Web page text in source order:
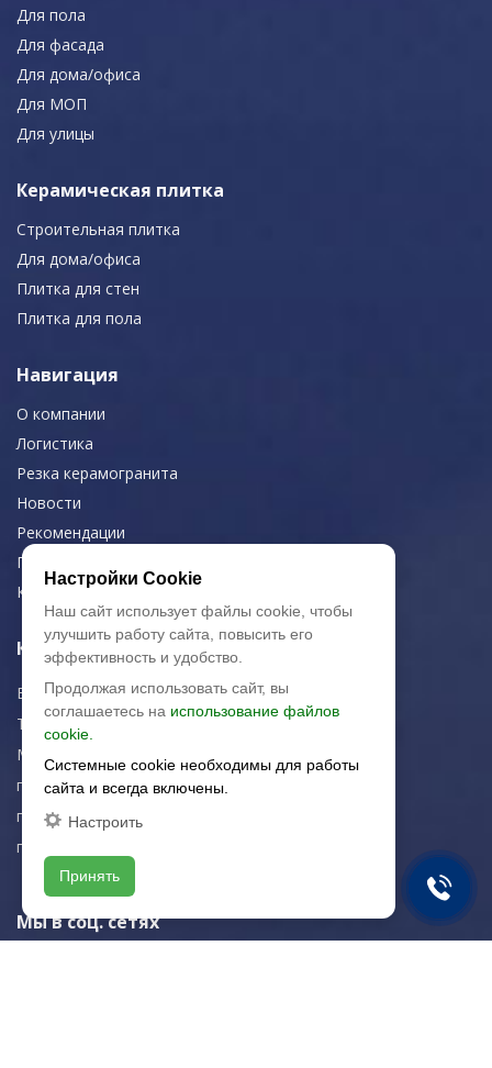
Для пола
Для фасада
Для дома/офиса
Для МОП
Для улицы
Керамическая плитка
Строительная плитка
Для дома/офиса
Плитка для стен
Плитка для пола
Навигация
О компании
Логистика
Резка керамогранита
Новости
Рекомендации
Портфолио
Контакты
Контактная информация
E-mail:zakaz@artkeramika-opt.ru
Тел.: +7 (499) 703-30-42
Московская область,
г. Красногорск
пн-чт: 09.00-18.00
пт: 09.00-17.00
Мы в соц. сетях
Настройки Cookie
Наш сайт использует файлы cookie, чтобы
улучшить работу сайта, повысить его
эффективность и удобство.
Продолжая использовать сайт, вы
соглашаетесь на использование файлов
cookie.
Системные cookie необходимы для работы
сайта и всегда включены.
Настроить
Принять